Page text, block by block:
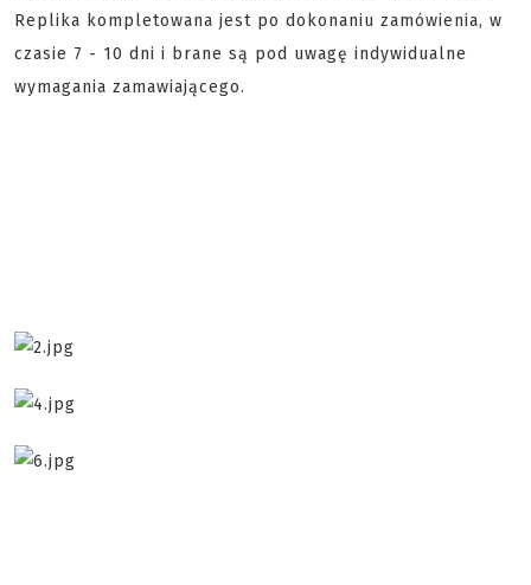
Replika kompletowana jest po dokonaniu zamówienia, w
czasie 7 - 10 dni i brane są pod uwagę indywidualne
wymagania zamawiającego.